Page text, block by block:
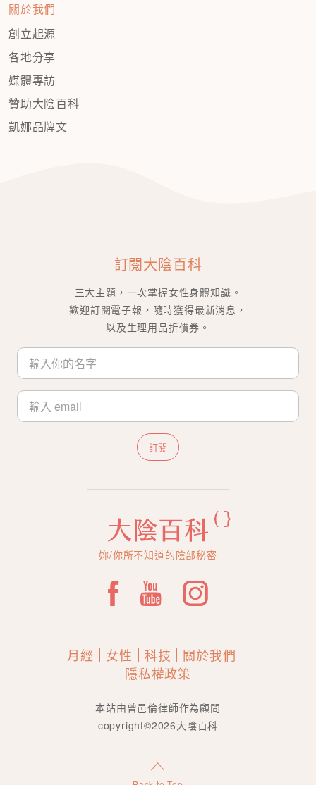
關於我們
創立起源
各地分享
媒體專訪
贊助大陰百科
凱娜品牌文
訂閱大陰百科
三大主題，一次掌握女性身體知識。
歡迎訂閱電子報，隨時獲得最新消息，
以及生理用品折價券。
訂閱
妳/你所不知道的陰部秘密
月經 女性 科技
關於我們
隱私權政策
本站由曾邑倫律師作為顧問
copyright©2026大陰百科